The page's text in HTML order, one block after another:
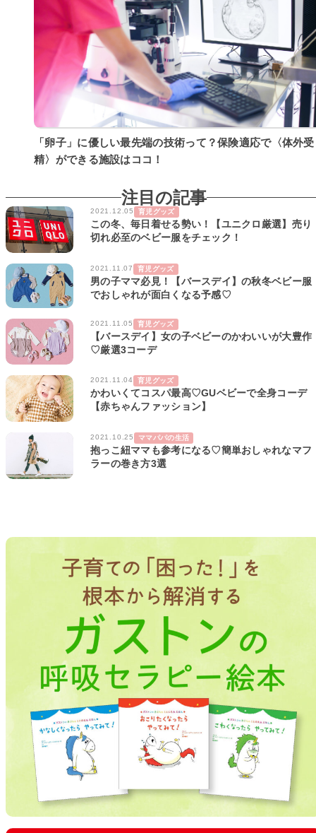
「卵子」に優しい最先端の技術って？保険適応で〈体外受
精〉ができる施設はココ！
注目の記事
2021.12.05 育児グッズ
この冬、毎日着せる勢い！【ユニクロ厳選】売り
切れ必至のベビー服をチェック！
2021.11.07 育児グッズ
男の子ママ必見！【バースデイ】の秋冬ベビー服
でおしゃれが面白くなる予感♡
2021.11.05 育児グッズ
【バースデイ】女の子ベビーのかわいいが大豊作
♡厳選3コーデ
2021.11.04 育児グッズ
かわいくてコスパ最高♡GUベビーで全身コーデ
【赤ちゃんファッション】
2021.10.25 ママパパの生活
抱っこ紐ママも参考になる♡簡単おしゃれなマフ
ラーの巻き方3選